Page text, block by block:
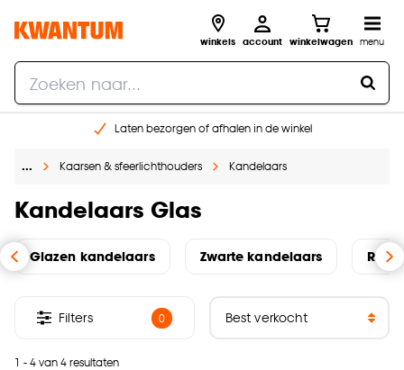
winkels account winkelwagen menu
Laten bezorgen of afhalen in de winkel
Gratis raam advies en inmeten aan huis
… Kaarsen & sfeerlichthouders Kandelaars
Kandelaars Glas
Glazen kandelaars Zwarte kandelaars
1 - 4 van 4 resultaten
Filters 0